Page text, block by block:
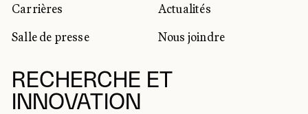
Carrières
Actualités
Salle de presse
Nous joindre
RECHERCHE ET
INNOVATION